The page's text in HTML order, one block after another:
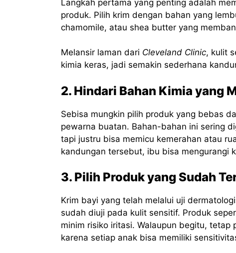
Langkah pertama yang penting adalah
produk. Pilih krim dengan bahan yang
chamomile, atau shea butter yang
Melansir laman dari Cleveland Clinic, kulit
kimia keras, jadi semakin sederhana
2. Hindari Bahan Kimia yang
Sebisa mungkin pilih produk yang bebas
pewarna buatan. Bahan-bahan ini sering
tapi justru bisa memicu kemerahan atau
kandungan tersebut, ibu bisa mengurangi
3. Pilih Produk yang Sudah
Krim bayi yang telah melalui uji
sudah diuji pada kulit sensitif. Produk
minim risiko iritasi. Walaupun begitu,
karena setiap anak bisa memiliki